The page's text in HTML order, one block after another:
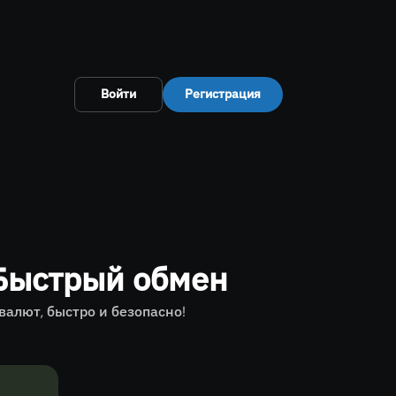
Войти Регистрация
обмен
быстро и безопасно!